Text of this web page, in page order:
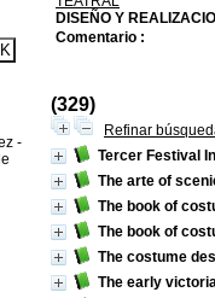
DISEÑO Y
Comentario :
(329)
Refinar
Tercer Festival
The arte of
The book of
The book of
The costume
The early
-